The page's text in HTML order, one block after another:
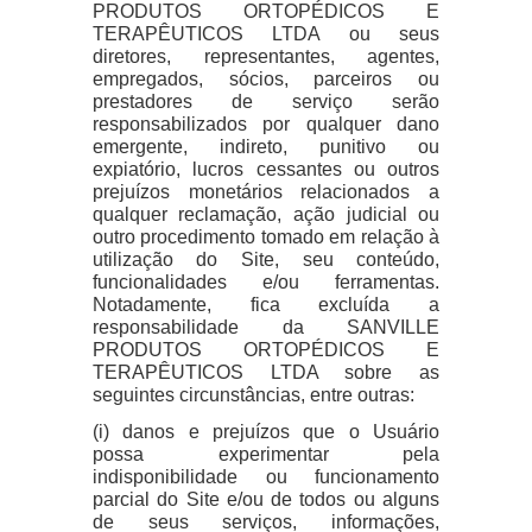
PRODUTOS ORTOPÉDICOS E
TERAPÊUTICOS LTDA ou seus
diretores, representantes, agentes,
empregados, sócios, parceiros ou
prestadores de serviço serão
responsabilizados por qualquer dano
emergente, indireto, punitivo ou
expiatório, lucros cessantes ou outros
prejuízos monetários relacionados a
qualquer reclamação, ação judicial ou
outro procedimento tomado em relação à
utilização do Site, seu conteúdo,
funcionalidades e/ou ferramentas.
Notadamente, fica excluída a
responsabilidade da SANVILLE
PRODUTOS ORTOPÉDICOS E
TERAPÊUTICOS LTDA sobre as
seguintes circunstâncias, entre outras:
(i) danos e prejuízos que o Usuário
possa experimentar pela
indisponibilidade ou funcionamento
parcial do Site e/ou de todos ou alguns
de seus serviços, informações,